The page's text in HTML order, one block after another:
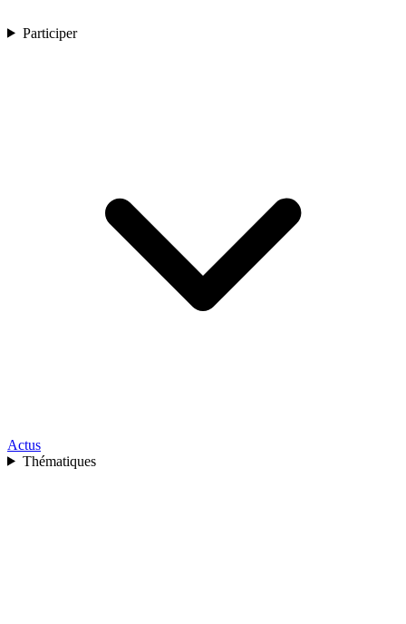
Participer
Actus
Thématiques